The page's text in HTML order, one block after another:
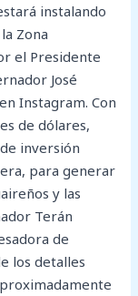
instalando
Zona
el Presidente
José
Instagram. Con
de dólares,
inversión
para generar
y las
Terán
de
los detalles